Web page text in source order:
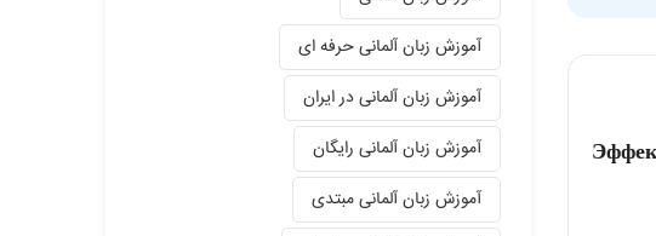
آموزش زبان آلمانی حرفه ای
آموزش زبان آلمانی در ایران
آموزش زبان آلمانی رایگان
آموزش زبان آلمانی مبتدی